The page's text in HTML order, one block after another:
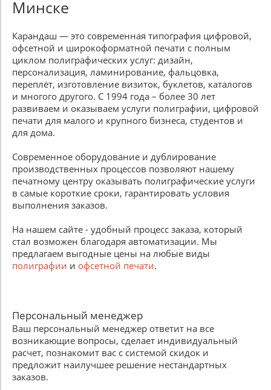
Минске
Карандаш — это современная типография цифровой,
офсетной и широкоформатной печати с полным
циклом полиграфических услуг: дизайн,
персонализация, ламинирование, фальцовка,
переплёт, изготовление визиток, буклетов, каталогов
и многого другого. С 1994 года – более 30 лет
развиваем и оказываем услуги полиграфии, цифровой
печати для малого и крупного бизнеса, студентов и
для дома.
Современное оборудование и дублирование
производственных процессов позволяют нашему
печатному центру оказывать полиграфические услуги
в самые короткие сроки, гарантировать условия
выполнения заказов.
На нашем сайте - удобный процесс заказа, который
стал возможен благодаря автоматизации. Мы
предлагаем выгодные цены на любые виды
полиграфии и офсетной печати.
Персональный менеджер
Ваш персональный менеджер ответит на все
возникающие вопросы, сделает индивидуальный
расчет, познакомит вас с системой скидок и
предложит наилучшее решение нестандартных
заказов.